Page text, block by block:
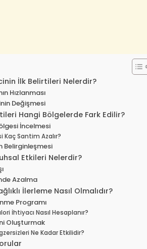
İlk Belirtileri Nelerdir?
Hızlanması
Değişmesi
Hangi Bölgelerde Fark Edilir?
İncelmesi
Kaç Santim Azalır?
Belirginleşmesi
Etkileri Nelerdir?
Azalma
İlerleme Nasıl Olmalıdır?
Programı
İhtiyacı Nasıl Hesaplanır?
Oluşturmak
Ne Kadar Etkilidir?